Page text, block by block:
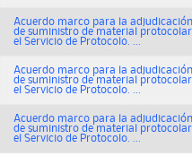
Acuerdo marco para la
de suministro de material
el Servicio de Protocolo. ...
Acuerdo marco para la
de suministro de material
el Servicio de Protocolo. ...
Acuerdo marco para la
de suministro de material
el Servicio de Protocolo. ...